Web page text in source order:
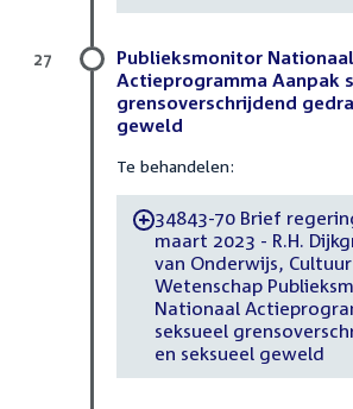
Publieksmonitor Nationaal
Actieprogramma Aanpak
grensoverschrijdend
geweld
Te behandelen:
-34843-70 Brief
maart 2023 - R.H.
van Onderwijs,
Wetenschap
Nationaal
seksueel
en seksueel geweld
27